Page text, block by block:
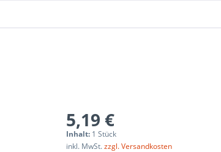
5,19 €
Inhalt: 1 Stück
inkl. MwSt.zzgl. Versandkosten